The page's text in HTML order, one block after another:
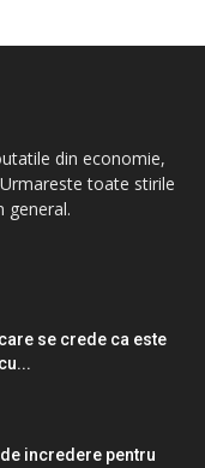
din economie,
toate stirile
general.
se crede ca este
incredere pentru